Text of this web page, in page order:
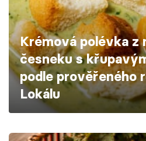
Škola vaření
Recepty z TV
Speciál: Cuketa
Těhotnej kuchař
Krémová polévka z
česneku s
podle prověřeného
Lokálu